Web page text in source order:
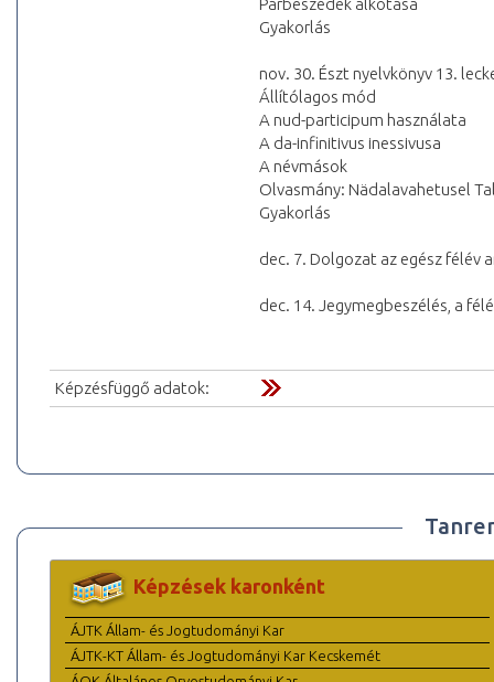
Párbeszédek alkotása
Gyakorlás
nov. 30. Észt nyelvkönyv 13.
Állítólagos mód
A nud-participum használata
A da-infinitivus inessivusa
A névmások
Olvasmány: Nädalavahetusel
Gyakorlás
dec. 7. Dolgozat az egész félév
dec. 14. Jegymegbeszélés, a
Képzésfüggő adatok:
Képzések karonként
ÁJTK Állam- és Jogtudományi Kar
ÁJTK-KT Állam- és Jogtudományi Kar Kecskemét